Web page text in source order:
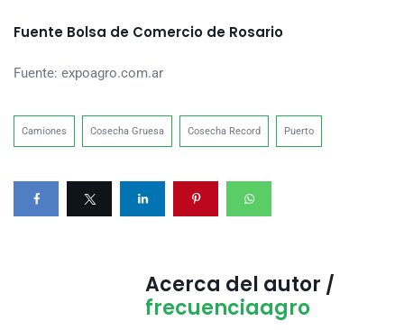
Fuente Bolsa de Comercio de Rosario
Fuente: expoagro.com.ar
Camiones Cosecha Gruesa Cosecha Record Puerto
Acerca del autor /
frecuenciaagro